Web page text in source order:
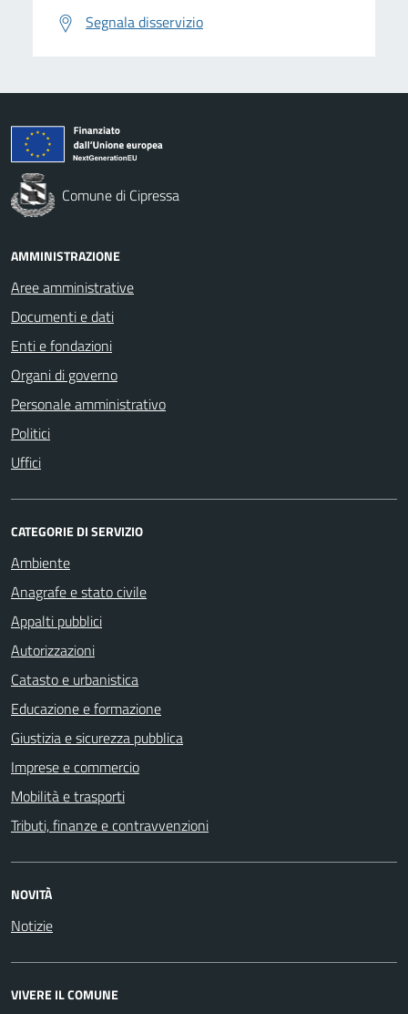
Segnala disservizio
Comune di Cipressa
AMMINISTRAZIONE
Aree amministrative
Documenti e dati
Enti e fondazioni
Organi di governo
Personale amministrativo
Politici
Uffici
CATEGORIE DI SERVIZIO
Ambiente
Anagrafe e stato civile
Appalti pubblici
Autorizzazioni
Catasto e urbanistica
Educazione e formazione
Giustizia e sicurezza pubblica
Imprese e commercio
Mobilità e trasporti
Tributi, finanze e contravvenzioni
NOVITÀ
Notizie
VIVERE IL COMUNE